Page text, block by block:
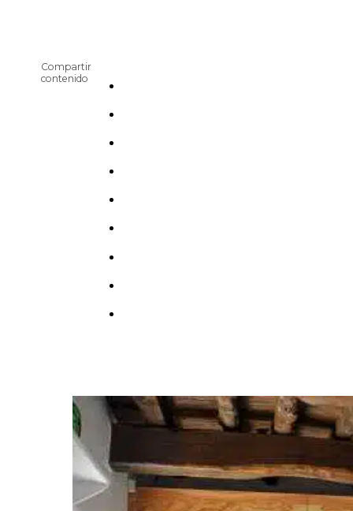
Compartir
contenido